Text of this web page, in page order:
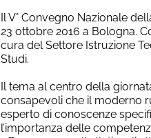
Il V° Convegno Nazionale
23 ottobre 2016 a Bologna.
cura del Settore Istruzione
Studi.
Il tema al centro della
consapevoli che il moderno
esperto di conoscenze
l’importanza delle